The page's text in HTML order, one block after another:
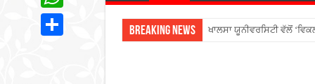
Breaking News ਖਾਲਸਾ ਯੂਨੀਵਰਸਿਟੀ ਵੱਲੋਂ
WhatsApp